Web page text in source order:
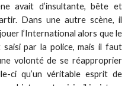
avait d’insultante, bête et
Dans une autre scène, il
l’International alors que le
par la police, mais il faut
volonté de se réapproprier
ci qu’un véritable esprit de